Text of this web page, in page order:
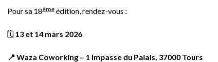
Pour sa 18ème édition, rendez-vous :
🗓️ 13 et 14 mars 2026
📍 Waza Coworking – 1 Impasse du Palais, 37000 Tours